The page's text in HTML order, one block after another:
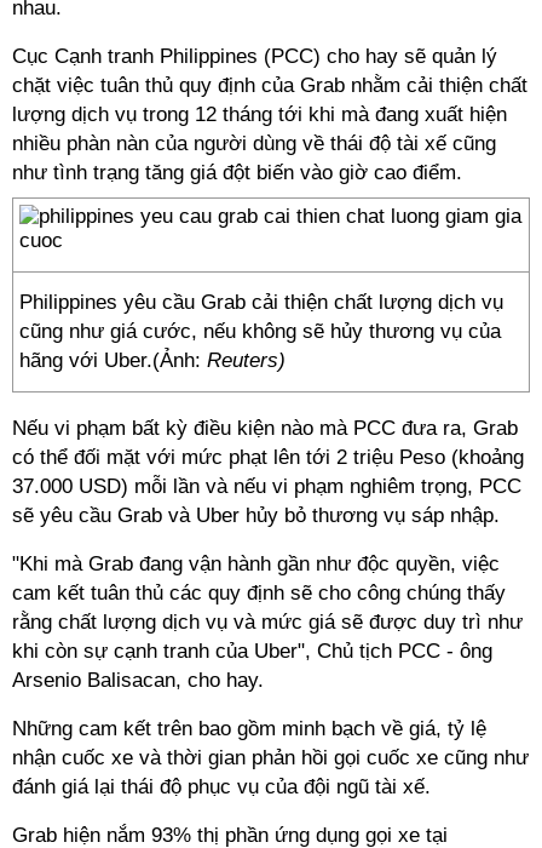
nhau.
Cục Cạnh tranh Philippines (PCC) cho hay sẽ quản lý
chặt việc tuân thủ quy định của Grab nhằm cải thiện chất
lượng dịch vụ trong 12 tháng tới khi mà đang xuất hiện
nhiều phàn nàn của người dùng về thái độ tài xế cũng
như tình trạng tăng giá đột biến vào giờ cao điểm.
Philippines yêu cầu Grab cải thiện chất lượng dịch vụ
cũng như giá cước, nếu không sẽ hủy thương vụ của
hãng với Uber.(Ảnh: Reuters)
Nếu vi phạm bất kỳ điều kiện nào mà PCC đưa ra, Grab
có thể đối mặt với mức phạt lên tới 2 triệu Peso (khoảng
37.000 USD) mỗi lần và nếu vi phạm nghiêm trọng, PCC
sẽ yêu cầu Grab và Uber hủy bỏ thương vụ sáp nhập.
"Khi mà Grab đang vận hành gần như độc quyền, việc
cam kết tuân thủ các quy định sẽ cho công chúng thấy
rằng chất lượng dịch vụ và mức giá sẽ được duy trì như
khi còn sự cạnh tranh của Uber", Chủ tịch PCC - ông
Arsenio Balisacan, cho hay.
Những cam kết trên bao gồm minh bạch về giá, tỷ lệ
nhận cuốc xe và thời gian phản hồi gọi cuốc xe cũng như
đánh giá lại thái độ phục vụ của đội ngũ tài xế.
Grab hiện nắm 93% thị phần ứng dụng gọi xe tại